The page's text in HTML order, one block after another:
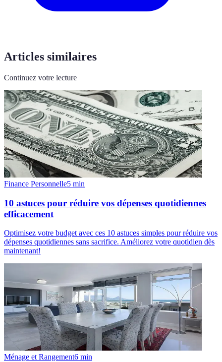
Articles similaires
Continuez votre lecture
Finance Personnelle5 min
10 astuces pour réduire vos dépenses quotidiennes
efficacement
Optimisez votre budget avec ces 10 astuces simples pour réduire vos
dépenses quotidiennes sans sacrifice. Améliorez votre quotidien dès
maintenant!
Ménage et Rangement6 min